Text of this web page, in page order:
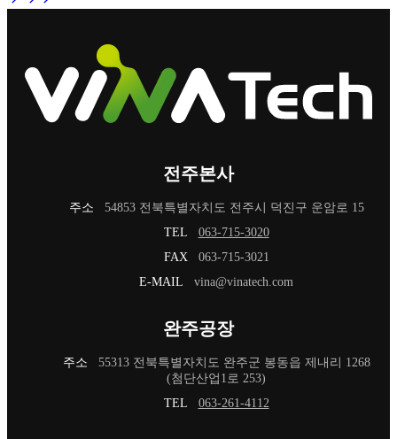
전주본사
주소
54853 전북특별자치도 전주시 덕진구 운암로 15
TEL
063-715-3020
FAX
063-715-3021
E-MAIL
vina@vinatech.com
완주공장
주소
55313 전북특별자치도 완주군 봉동읍 제내리 1268
(첨단산업1로 253)
TEL
063-261-4112